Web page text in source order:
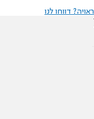
דווחו לנו